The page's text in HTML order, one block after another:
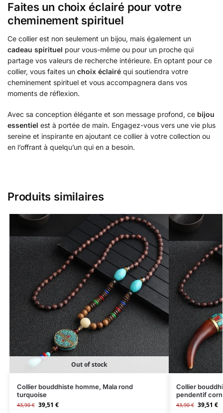
Faites un choix éclairé pour votre
cheminement spirituel
Ce collier est non seulement un bijou, mais également un
cadeau spirituel pour vous-même ou pour un proche qui
partage vos valeurs de recherche intérieure. En optant pour ce
collier, vous faites un choix éclairé qui soutiendra votre
cheminement spirituel et vous accompagnera dans vos
moments de réflexion.
Avec sa conception élégante et son message profond, ce bijou
essentiel est à portée de main. Engagez-vous vers une vie plus
sereine et inspirante en ajoutant ce collier à votre collection ou
en l’offrant à quelqu’un qui en a besoin.
Produits similaires
Out of stock
Collier bouddhiste homme, Mala rond
turquoise
43,90€ 39,51 €
Collier
pendentif
43,90€ 39,51 €